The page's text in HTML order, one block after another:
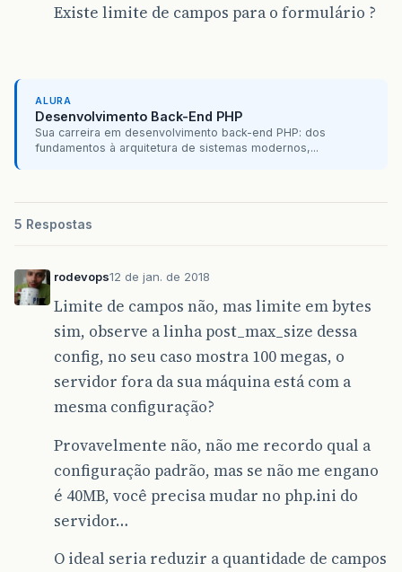
Existe limite de campos para o formulário ?
ALURA
Desenvolvimento Back-End PHP
Sua carreira em desenvolvimento back-end PHP: dos
fundamentos à arquitetura de sistemas modernos,...
5 Respostas
rodevops12 de jan. de 2018
Limite de campos não, mas limite em bytes
sim, observe a linha post_max_size dessa
config, no seu caso mostra 100 megas, o
servidor fora da sua máquina está com a
mesma configuração?
Provavelmente não, não me recordo qual a
configuração padrão, mas se não me engano
é 40MB, você precisa mudar no php.ini do
servidor…
O ideal seria reduzir a quantidade de campos